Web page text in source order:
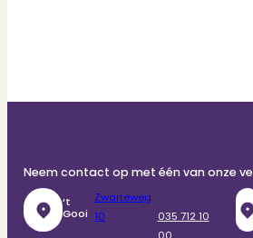
Neem contact op met één van onze
‘t
Gooi
Zwarteweg
10
035 712 10